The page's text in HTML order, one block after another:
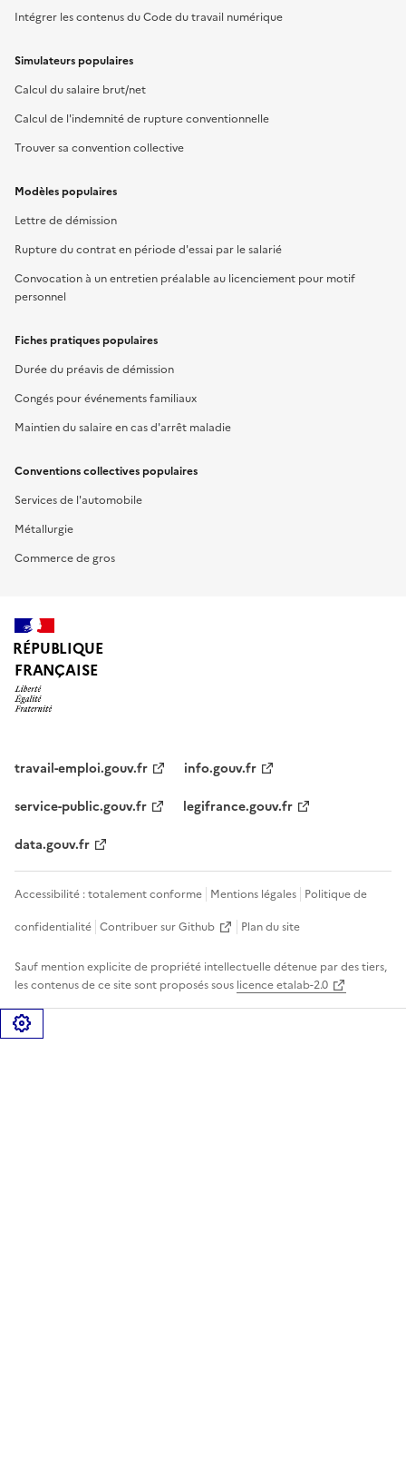
Intégrer les contenus du Code du travail numérique
Simulateurs populaires
Calcul du salaire brut/net
Calcul de l'indemnité de rupture conventionnelle
Trouver sa convention collective
Modèles populaires
Lettre de démission
Rupture du contrat en période d'essai par le salarié
Convocation à un entretien préalable au licenciement pour motif
personnel
Fiches pratiques populaires
Durée du préavis de démission
Congés pour événements familiaux
Maintien du salaire en cas d'arrêt maladie
Conventions collectives populaires
Services de l'automobile
Métallurgie
Commerce de gros
RÉPUBLIQUE
FRANÇAISE
travail-emploi.gouv.fr
info.gouv.fr
service-public.gouv.fr
legifrance.gouv.fr
data.gouv.fr
Accessibilité : totalement conforme Mentions légales Politique de
confidentialité Contribuer sur Github Plan du site
Sauf mention explicite de propriété intellectuelle détenue par des tiers,
les contenus de ce site sont proposés sous licence etalab-2.0
Gérer les cookies